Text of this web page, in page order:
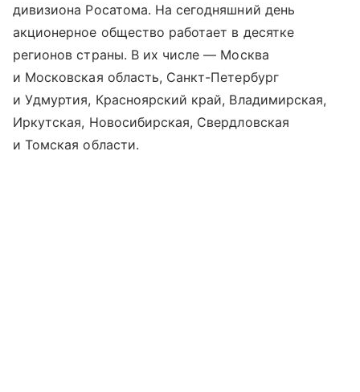
дивизиона Росатома. На сегодняшний день
акционерное общество работает в десятке
регионов страны. В их числе — Москва
и Московская область, Санкт-Петербург
и Удмуртия, Красноярский край, Владимирская,
Иркутская, Новосибирская, Свердловская
и Томская области.